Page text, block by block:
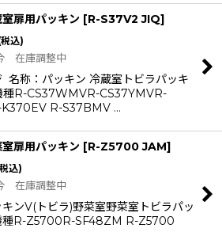
扉用パッキン [R-S37V2 JIQ]
込)
在庫調整中
名称：パッキン 冷蔵室トビラパッキ
種R-CS37WMVR-CS37YMVR-
R-S37BMV …
扉用パッキン [R-Z5700 JAM]
込)
在庫調整中
ンV(トビラ)野菜室野菜室トビラパッ
種R-Z5700R-SF48ZM R-Z5700